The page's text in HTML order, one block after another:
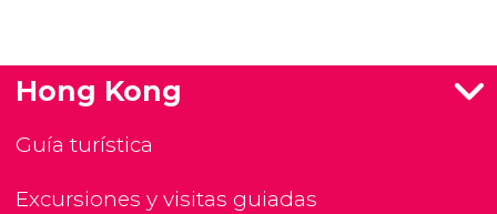
Hong Kong
Guía turística
Excursiones y visitas guiadas